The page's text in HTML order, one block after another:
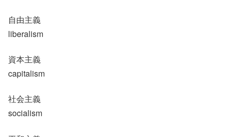
自由主義
liberalism
資本主義
capitalism
社会主義
socialism